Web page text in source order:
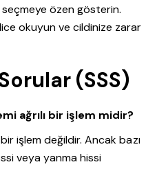
seçmeye özen gösterin.
okuyun ve cildinize zarar
(SSS)
ağrılı bir işlem midir?
işlem değildir. Ancak bazı
veya yanma hissi